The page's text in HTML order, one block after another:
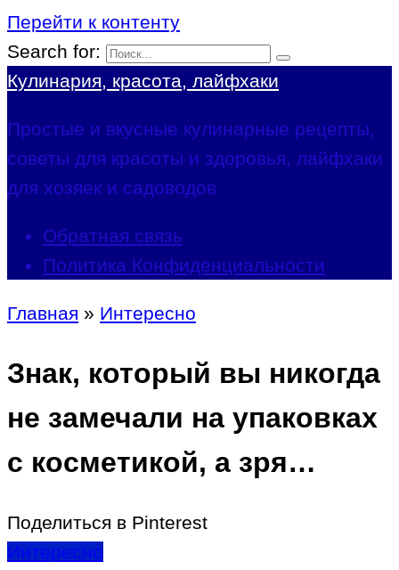
Перейти к контенту
Search for:
Кулинария, красота, лайфхаки
Простые и вкусные кулинарные рецепты,
советы для красоты и здоровья, лайфхаки
для хозяек и садоводов
Обратная связь
Политика Конфиденциальности
Главная » Интересно
Знак, который вы никогда
не замечали на упаковках
с косметикой, а зря…
Поделиться в Pinterest
Интересно